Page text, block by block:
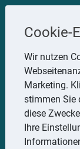
Cookie-
Wir nutzen
Marketing.
stimmen Sie
diese
Ihre